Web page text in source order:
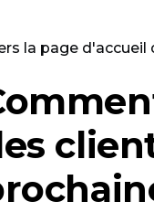
la page d'accueil